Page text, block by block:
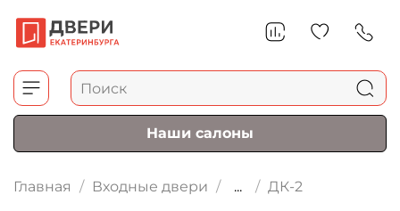
Наши салоны
Главная Входные двери ... ДК-2